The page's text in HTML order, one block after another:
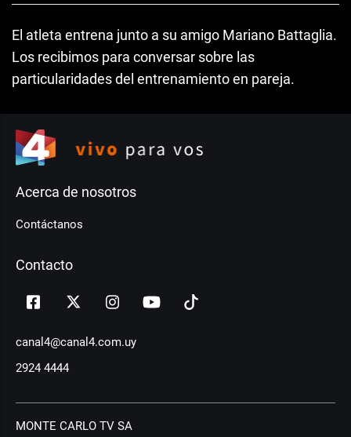
El atleta entrena junto a su amigo Mariano Battaglia.
Los recibimos para conversar sobre las
particularidades del entrenamiento en pareja.
Acerca de nosotros
Contáctanos
Contacto
canal4@canal4.com.uy
2924 4444
MONTE CARLO TV SA